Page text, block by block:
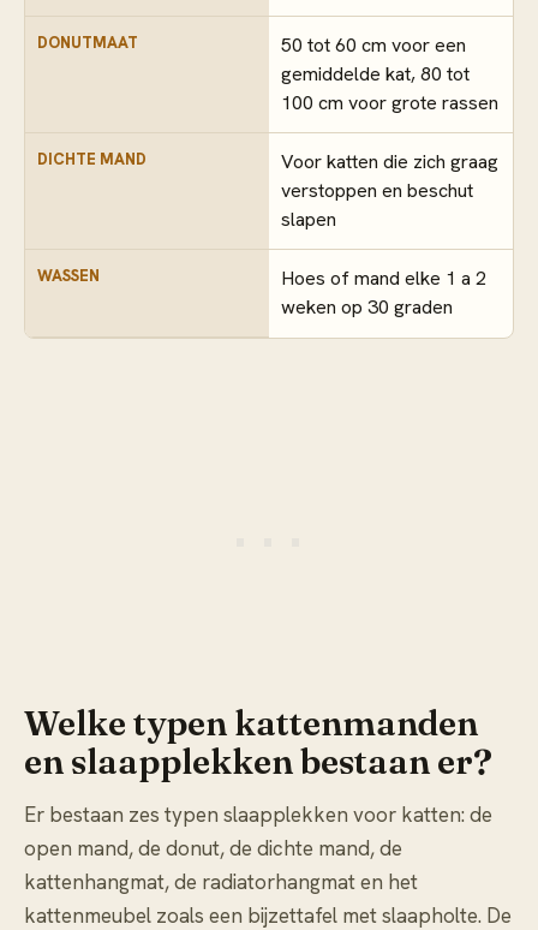
DONUTMAAT
50 tot 60 cm voor een
gemiddelde kat, 80 tot
100 cm voor grote rassen
DICHTE MAND
Voor katten die zich graag
verstoppen en beschut
slapen
WASSEN
Hoes of mand elke 1 a 2
weken op 30 graden
Welke typen kattenmanden
en slaapplekken bestaan er?
Er bestaan zes typen slaapplekken voor katten: de
open mand, de donut, de dichte mand, de
kattenhangmat, de radiatorhangmat en het
kattenmeubel zoals een bijzettafel met slaapholte. De